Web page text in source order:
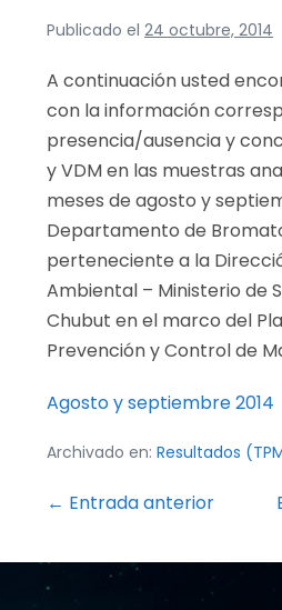
Publicado el 24 octubre, 2014
A continuación usted
con la información
presencia/ausencia y
y VDM en las muestras
meses de agosto y
Departamento de
perteneciente a la
Ambiental – Ministerio de
Chubut en el marco del
Prevención y Control de
Agosto y septiembre 2014
Archivado en: Resultados
Navegación
entradas
← Entrada anterior